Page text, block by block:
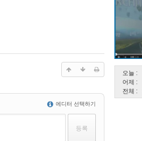
오늘 :
어제 :
전체 :
에디터 선택하기